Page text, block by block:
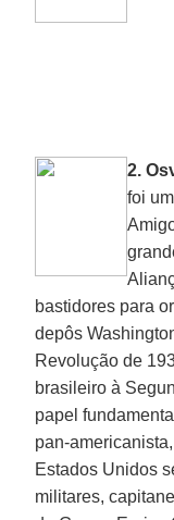
2.
foi
bastidores para
depôs
Revolução de
brasileiro à
papel
pan-
Estados Unidos
militares,